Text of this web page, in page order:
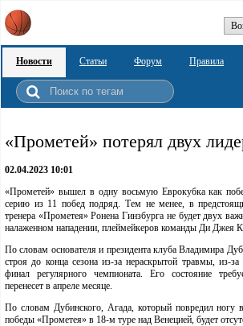
Новости Статьи Форум Правила
«Прометей» потерял двух
02.04.2023 10:01
«Прометей» вышел в одну восьмую Еврокубка как
серию из 11 побед подряд. Тем не менее, в
тренера «Прометея» Ронена Гинзбурга не будет двух
налаженном нападении, плеймейкеров команды Ди Джея
По словам основателя и президента клуба Владимира
строя до конца сезона из-за нераскрытой травмы, из-
финал регулярного чемпионата. Его состояние
перенесет в апреле месяце.
По словам Дубинского, Агада, который повредил ногу
победы «Прометея» в 18-м туре над Венецией, будет